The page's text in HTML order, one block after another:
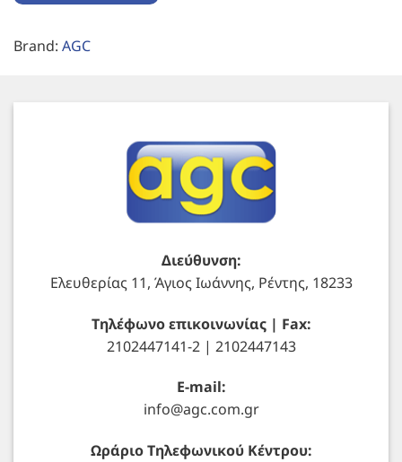
Brand: AGC
Διεύθυνση:
Ελευθερίας 11, Άγιος Ιωάννης, Ρέντης, 18233
Τηλέφωνο επικοινωνίας | Fax:
2102447141-2 | 2102447143
E-mail:
info@agc.com.gr
Ωράριο Τηλεφωνικού Κέντρου: